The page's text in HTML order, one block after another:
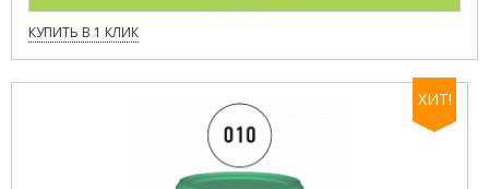
КУПИТЬ В 1 КЛИК
ХИТ!